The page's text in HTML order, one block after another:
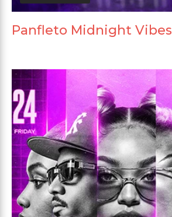
Panfleto Midnight Vibes